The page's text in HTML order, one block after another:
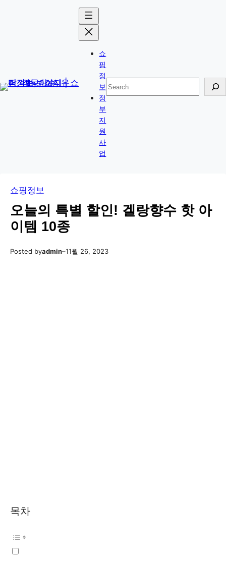
가
쇼
핑
정
보
정
부
지
원
사
업
검
색
쇼핑정보
오늘의 특별 할인! 겔랑향수 핫 아
이템 10종
Posted byadmin–11월 26, 2023
목차